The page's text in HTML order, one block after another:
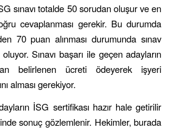
sınavı totalde 50 sorudan oluşur ve en
cevaplanması gerekir. Bu durumda
70 puan alınması durumunda sınav
Sınavı başarı ile geçen adayların
belirlenen ücreti ödeyerek işyeri
alması gerekiyor.
İSG sertifikası hazır hale getirilir
sonuç gözlemlenir. Hekimler, burada